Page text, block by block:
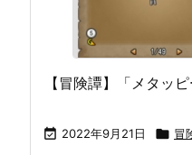
【冒険譚】「メタッ
 2022年9月21日  冒